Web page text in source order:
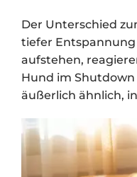
Der Unterschied
tiefer Entspannung
aufstehen,
Hund im
äußerlich ähnlich,